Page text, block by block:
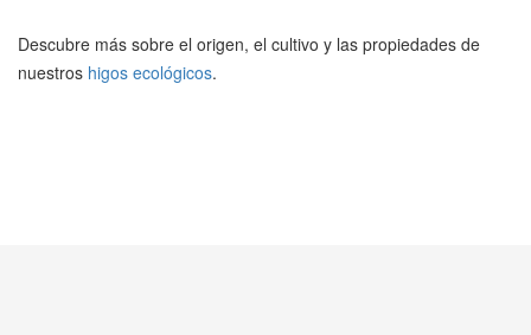
Descubre más sobre el origen, el cultivo y las propiedades de
nuestros higos ecológicos.